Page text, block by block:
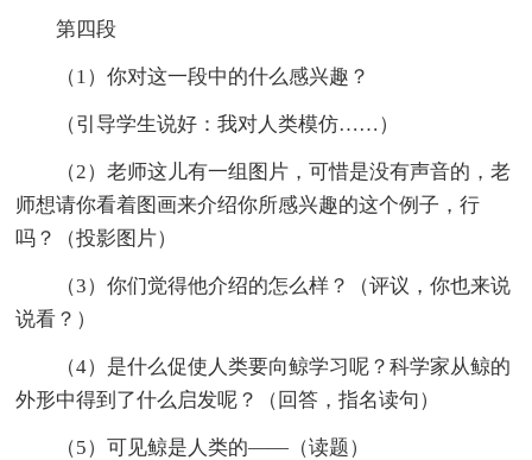
第四段
（1）你对这一段中的什么感兴趣？
（引导学生说好：我对人类模仿……）
（2）老师这儿有一组图片，可惜是没有声音的，老
师想请你看着图画来介绍你所感兴趣的这个例子，行
吗？（投影图片）
（3）你们觉得他介绍的怎么样？（评议，你也来说
说看？）
（4）是什么促使人类要向鲸学习呢？科学家从鲸的
外形中得到了什么启发呢？（回答，指名读句）
（5）可见鲸是人类的——（读题）